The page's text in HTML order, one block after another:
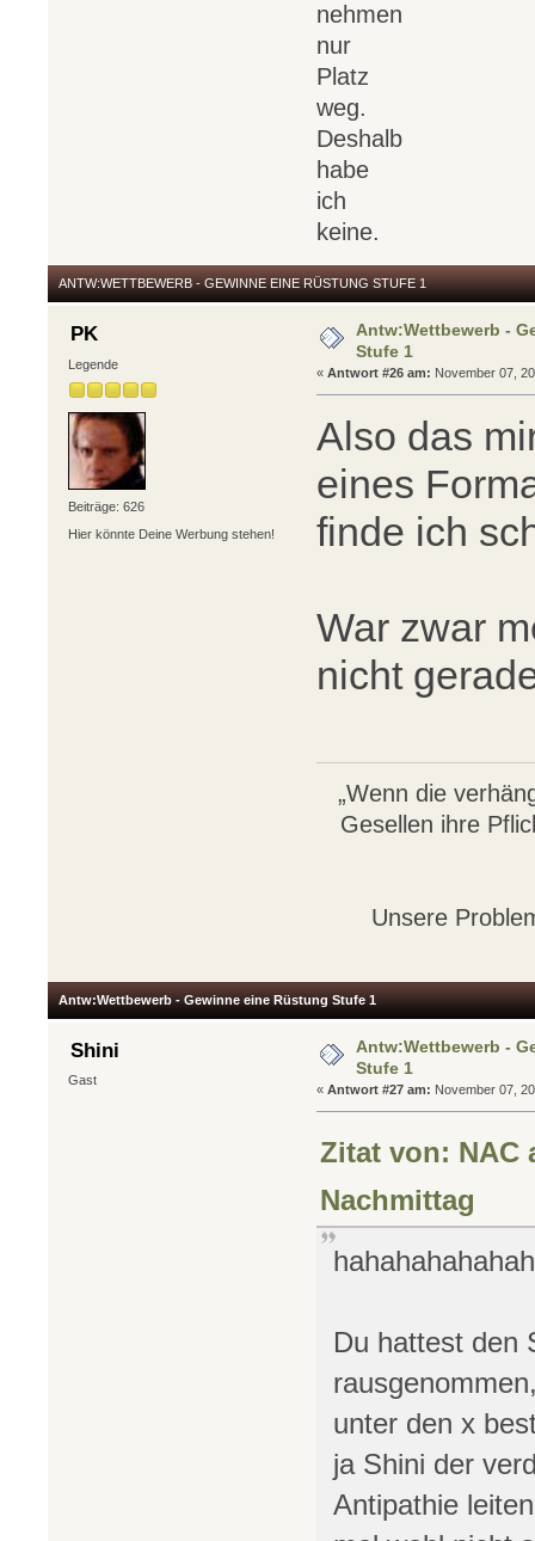
nehmen
nur
Platz
weg.
Deshalb
habe
ich
keine.
ANTW:WETTBEWERB - GEWINNE EINE RÜSTUNG STUFE 1
PK
Legende
Beiträge: 626
Hier könnte Deine Werbung stehen!
Antw:Wettbewerb -
Stufe 1
«Antwort #26 am: November 07,
Also das
eines
finde ich
War zwar
nicht
„Wenn die
Gesellen ihre
Unsere
Antw:Wettbewerb - Gewinne eine Rüstung Stufe 1
Shini
Gast
Antw:Wettbewerb -
Stufe 1
«Antwort #27 am: November 07,
Zitat von: NAC
Nachmittag
Du hattest den
unter den x
ja Shini der
Antipathie